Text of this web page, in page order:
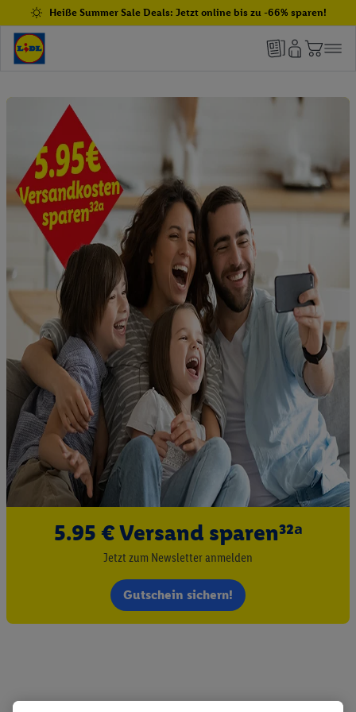
Heiße Summer Sale Deals: Jetzt online bis zu -66% sparen!
5.95 € Versand sparen³²ᵃ
Jetzt zum Newsletter anmelden
Gutschein sichern!